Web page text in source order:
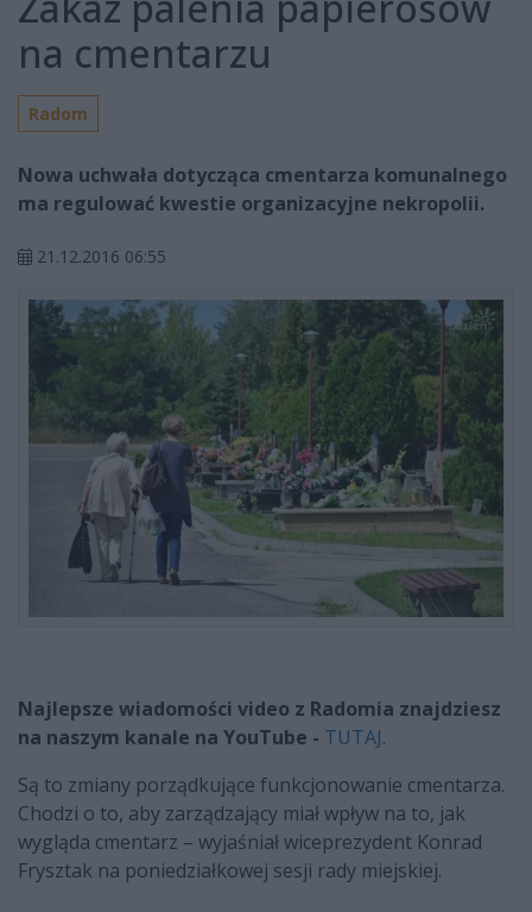
na cmentarzu
Radom
Nowa uchwała dotycząca cmentarza komunalnego
ma regulować kwestie organizacyjne nekropolii.
21.12.2016 06:55
Najlepsze wiadomości video z Radomia znajdziesz
na naszym kanale na YouTube - TUTAJ.
Są to zmiany porządkujące funkcjonowanie cmentarza.
Chodzi o to, aby zarządzający miał wpływ na to, jak
wygląda cmentarz – wyjaśniał wiceprezydent Konrad
Frysztak na poniedziałkowej sesji rady miejskiej.